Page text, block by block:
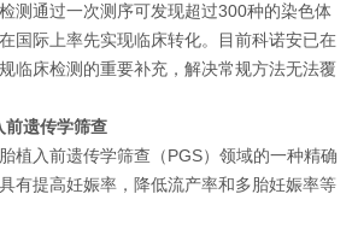
通过一次测序可发现超过300种的染色体
国际上率先实现临床转化。目前科诺安已在
临床检测的重要补充，解决常规方法无法覆
前遗传学筛查
入前遗传学筛查（PGS）领域的一种精确
有提高妊娠率，降低流产率和多胎妊娠率等